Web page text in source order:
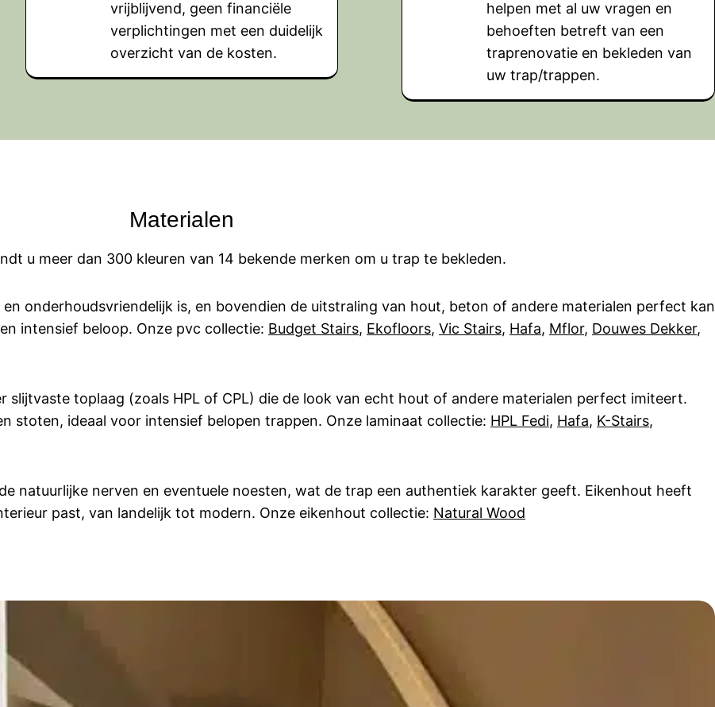
vrijblijvend, geen financiële
verplichtingen met een duidelijk
overzicht van de kosten.
helpen met al uw vragen en
behoeften betreft van een
traprenovatie en bekleden van
uw trap/trappen.
Materialen
u meer dan 300 kleuren van 14 bekende merken om u trap te bekleden.
onderhoudsvriendelijk is, en bovendien de uitstraling van hout, beton of andere materialen perfect kan
intensief beloop. Onze pvc collectie: Budget Stairs, Ekofloors, Vic Stairs, Hafa, Mflor, Douwes Dekker,
slijtvaste toplaag (zoals HPL of CPL) die de look van echt hout of andere materialen perfect imiteert.
stoten, ideaal voor intensief belopen trappen. Onze laminaat collectie: HPL Fedi, Hafa, K-Stairs,
natuurlijke nerven en eventuele noesten, wat de trap een authentiek karakter geeft. Eikenhout heeft
past, van landelijk tot modern. Onze eikenhout collectie: Natural Wood